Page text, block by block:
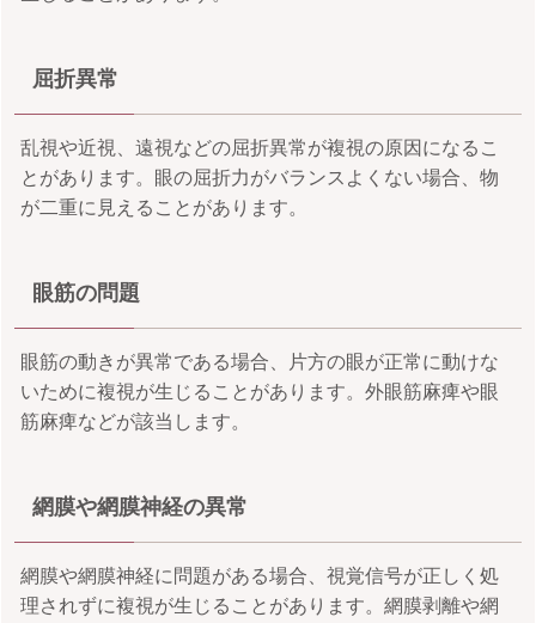
屈折異常
乱視や近視、遠視などの屈折異常が複視の原因になるこ
とがあります。眼の屈折力がバランスよくない場合、物
が二重に見えることがあります。
眼筋の問題
眼筋の動きが異常である場合、片方の眼が正常に動けな
いために複視が生じることがあります。外眼筋麻痺や眼
筋麻痺などが該当します。
網膜や網膜神経の異常
網膜や網膜神経に問題がある場合、視覚信号が正しく処
理されずに複視が生じることがあります。網膜剥離や網